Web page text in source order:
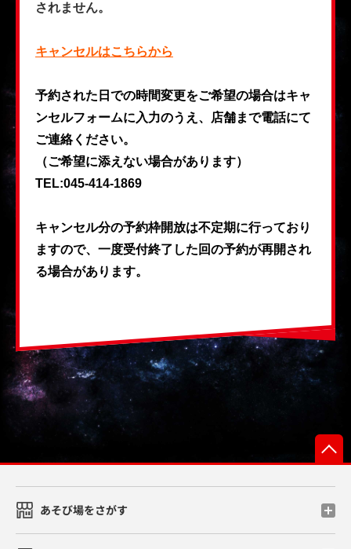
されません。
キャンセルはこちらから
予約された日での時間変更をご希望の場合はキャ
ンセルフォームに入力のうえ、店舗まで電話にて
ご連絡ください。
（ご希望に添えない場合があります）
TEL:045-414-1869
キャンセル分の予約枠開放は不定期に行っており
ますので、一度受付終了した回の予約が再開され
る場合があります。
あそび場をさがす